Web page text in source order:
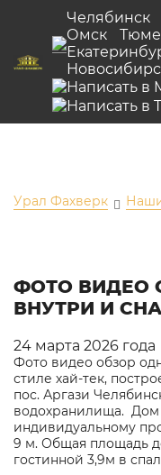
Челябинск
Омск
Урал Фахверк
ФОТО ВИДЕО
ВНУТРИ И
24 марта 2026 года
Фото видео обзор
стиле хай-тек,
пос. Аргази
водохранилища.
индивидуальному
9 м. Общая площадь
гостинной 3,9м в